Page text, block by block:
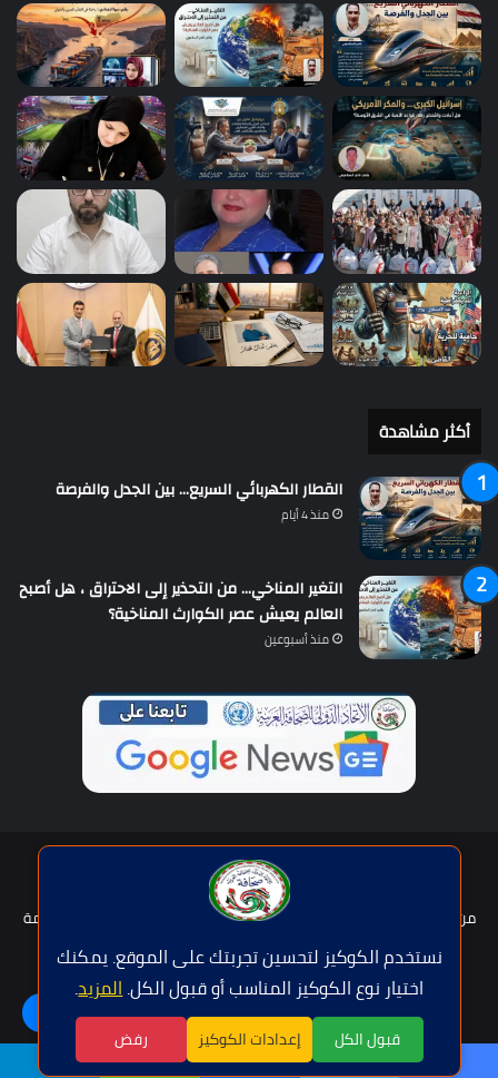
نستخدم الكوكيز لتحسين تجربتك على الموقع. يمكنك
اختيار نوع الكوكيز المناسب أو قبول الكل.المزيد.
قبول الكل إعدادات الكوكيز رفض
أكثر مشاهدة
القطار الكهربائي السريع… بين الجدل والفرصة
منذ 4 أيام
التغير المناخي… من التحذير إلى الاحتراق ، هل أصبح
العالم يعيش عصر الكوارث المناخية؟
منذ أسبوعين
حقوق النشر © | جميع الحقوق محفوظة للاتحاد الدولى للصحافة العربية
2026
من نحن؟
عضوية الإتحاد سياسة الخصوصية
شروط الخدمة
اتصل بنا
فيسبوكتويتر يوتيوبواتساب
اللغة | Langue